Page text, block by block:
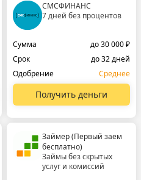
СМСФИНАНС
7 дней без процентов
Сумма
до 30 000 ₽
Срок
до 32 дней
Одобрение
Среднее
Получить деньги
Займер (Первый заем
бесплатно)
Займы без скрытых
услуг и комиссий